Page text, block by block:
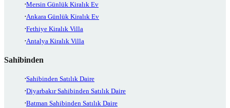
Mersin Günlük Kiralık Ev
Ankara Günlük Kiralık Ev
Fethiye Kiralık Villa
Antalya Kiralık Villa
Sahibinden
Sahibinden Satılık Daire
Diyarbakır Sahibinden Satılık Daire
Batman Sahibinden Satılık Daire